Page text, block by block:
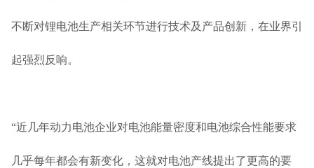
不断对锂电池生产相关环节进行技术及产品创新，在业界引
起强烈反响。
“近几年动力电池企业对电池能量密度和电池综合性能要求
几乎每年都会有新变化，这就对电池产线提出了更高的要